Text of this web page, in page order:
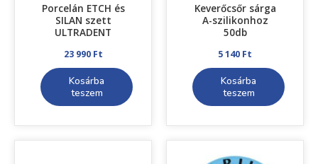
Porcelán ETCH és
SILAN szett
ULTRADENT
23 990 Ft
Kosárba
teszem
Keverőcsőr sárga
A-szilikonhoz
50db
5 140 Ft
Kosárba
teszem